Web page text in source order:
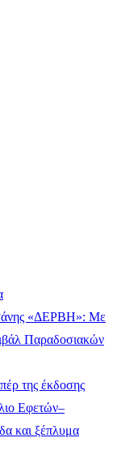
«ΔΕΡΒΗ»: Με
Παραδοσιακών
της έκδοσης
Εφετών–
και ξέπλυμα